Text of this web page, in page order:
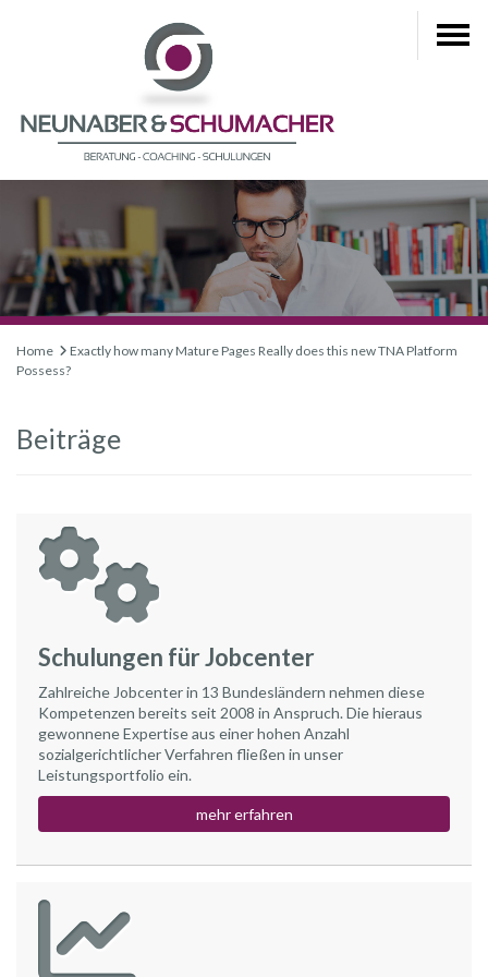
Home
Exactly how many Mature Pages Really does this new TNA Platform
Possess?
Beiträge
Schulungen für Jobcenter
Zahlreiche Jobcenter in 13 Bundesländern nehmen diese
Kompetenzen bereits seit 2008 in Anspruch. Die hieraus
gewonnene Expertise aus einer hohen Anzahl
sozialgerichtlicher Verfahren fließen in unser
Leistungsportfolio ein.
mehr erfahren